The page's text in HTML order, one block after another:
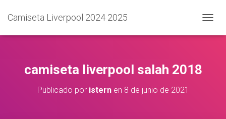
Camiseta Liverpool 2024 2025
A
camiseta liverpool salah 2018
Publicado por isternen 8 de junio de 2021